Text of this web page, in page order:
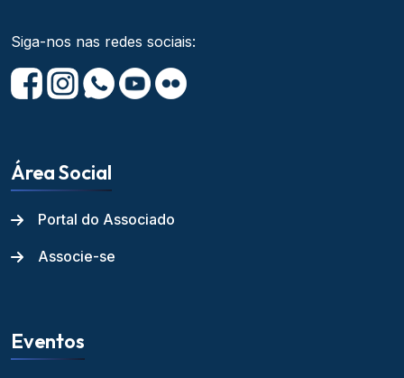
Siga-nos nas redes sociais:
Área Social
Portal do Associado
Associe-se
Eventos